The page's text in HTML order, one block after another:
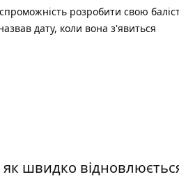
розробити свою
дату, коли вона з'явиться
як швидко